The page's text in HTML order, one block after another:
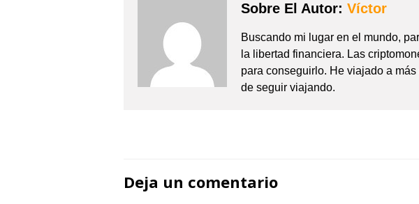
Sobre El Autor: Víctor
Buscando mi lugar en el mundo,
la libertad financiera. Las
para conseguirlo. He viajado a
de seguir viajando.
entradas
Deja un comentario